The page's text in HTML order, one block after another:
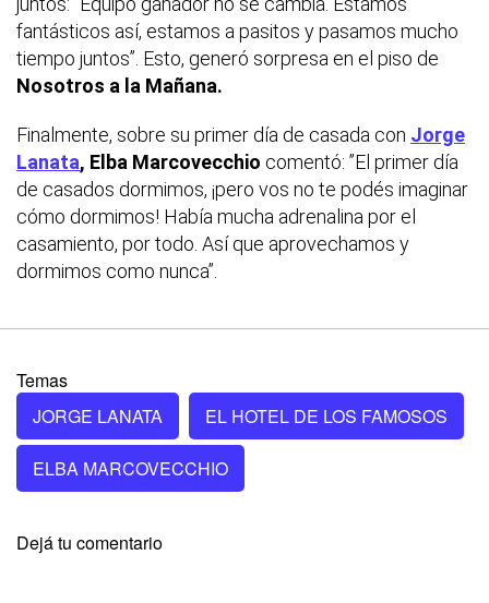
fantásticos así, estamos a pasitos y pasamos mucho
tiempo juntos”. Esto, generó sorpresa en el piso de
Nosotros a la Mañana.
Finalmente, sobre su primer día de casada con Jorge
Lanata, Elba Marcovecchio comentó: ”El primer día
de casados dormimos, ¡pero vos no te podés imaginar
cómo dormimos! Había mucha adrenalina por el
casamiento, por todo. Así que aprovechamos y
dormimos como nunca”.
Temas
JORGE LANATA
EL HOTEL DE LOS FAMOSOS
ELBA MARCOVECCHIO
Dejá tu comentario